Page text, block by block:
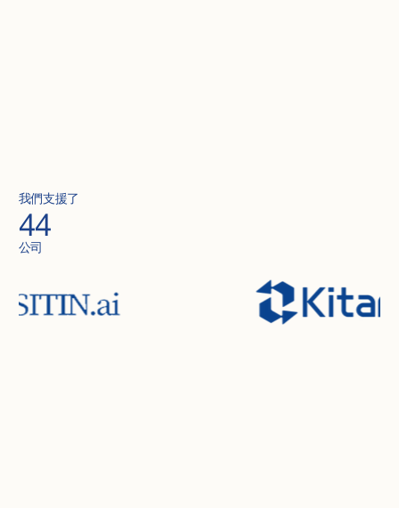
我們支援了
44
公司